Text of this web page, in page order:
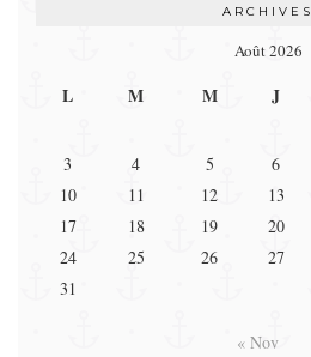
ARCHIVES
Août 2026
L M M J
3
4 5 6
10
11 12 13
17
18 19 20
24
25 26 27
31
« Nov